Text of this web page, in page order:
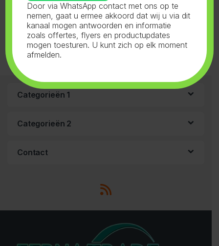
Toont alle 3 resultaten
Categorieën 1
Categorieën 2
Contact
Door via WhatsApp contact met ons op te
nemen, gaat u ermee akkoord dat wij u via dit
kanaal mogen antwoorden en informatie
zoals offertes, flyers en productupdates
mogen toesturen. U kunt zich op elk moment
afmelden.